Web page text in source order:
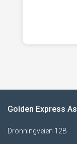
Golden Express As
Dronningveien 12B